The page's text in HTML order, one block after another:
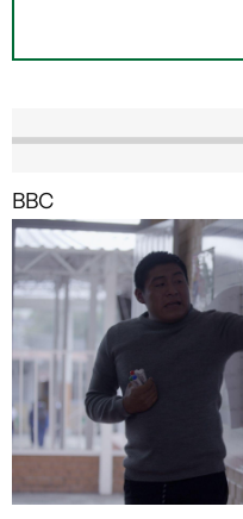
BBC